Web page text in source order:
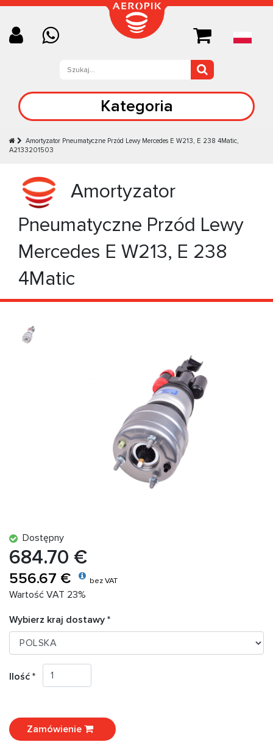
Kategoria
Amortyzator Pneumatyczne Przód Lewy Mercedes E W213, E 238 4Matic,
A2133201503
Amortyzator
Pneumatyczne Przód Lewy
Mercedes E W213, E 238
4Matic
Dostępny
684.70 €
556.67 € bez VAT
Wartość VAT 23%
Wybierz kraj dostawy *
Ilość *
Zamówienie